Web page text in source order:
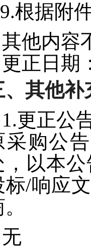
9.根据附
其他内容
更正日期
、其他补
1.更正公
采购公
，以本
标/响应
无